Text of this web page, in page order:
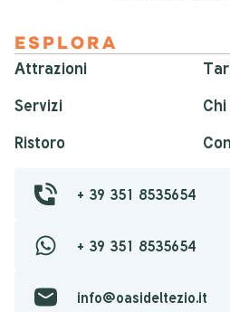
ESPLORA
Attrazioni
Servizi
Ristoro
+ 39 351 8535654
+ 39 351 8535654
info@oasideltezio.it